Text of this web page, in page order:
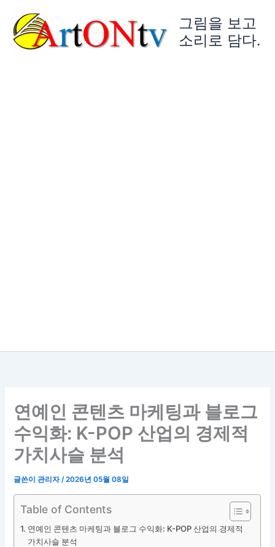
그림을 보고
소리로 담다.
연예인 콘텐츠 마케팅과 블로그
수익화: K-POP 산업의 경제적
가치사슬 분석
글쓴이관리자/2026년 05월 08일
Table of Contents
연예인 콘텐츠 마케팅과 블로그 수익화: K-POP 산업의 경제적
가치사슬 분석